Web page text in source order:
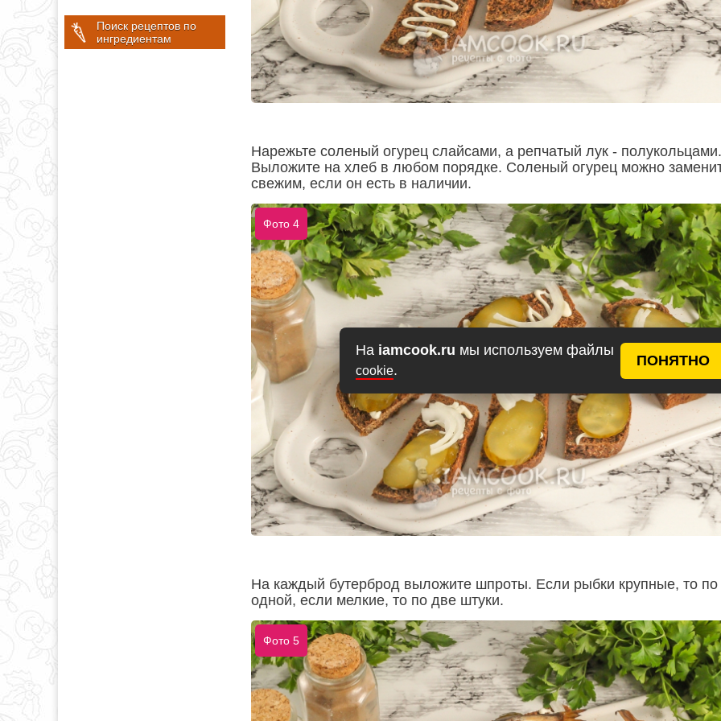
На iamcook.ru мы используем файлы
cookie.
ПОНЯТНО
Поиск рецептов по
ингредиентам
Нарежьте соленый огурец слайсами, а репчатый лук - полукольцами.
Выложите на хлеб в любом порядке. Соленый огурец можно
свежим, если он есть в наличии.
Фото 4
На каждый бутерброд выложите шпроты. Если рыбки крупные, то по
одной, если мелкие, то по две штуки.
Фото 5